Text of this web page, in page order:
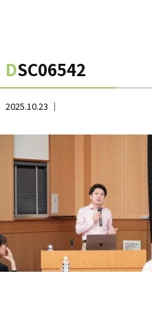
DSC06542
2025.10.23 ｜